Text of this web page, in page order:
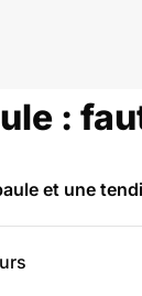
:
et une